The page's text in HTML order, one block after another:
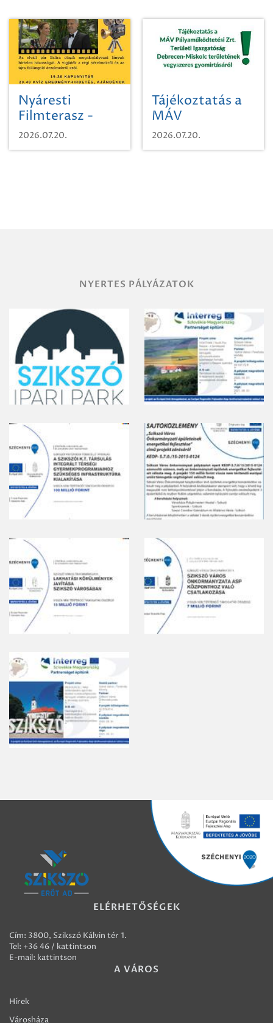
Nyáresti
Filmterasz -
Beugró a
Paradicsomba
2026.07.20.
Tájékoztatás a
MÁV
Pályaműködtetési
Zrt. Területi
2026.07.20.
NYERTES PÁLYÁZATOK
ELÉRHETŐSÉGEK
Cím: 3800, Szikszó Kálvin tér 1.
Tel: +36 46 / kattintson
E-mail: kattintson
A VÁROS
Hírek
Városháza